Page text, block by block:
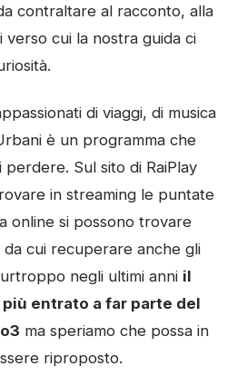
contraltare al racconto, alla
verso cui la nostra guida ci
di viaggi, di musica
è un programma che
Sul sito di RaiPlay
in streaming le puntate
online si possono trovare
cui recuperare anche gli
negli ultimi anni il
entrato a far parte del
ma speriamo che possa in
riproposto.